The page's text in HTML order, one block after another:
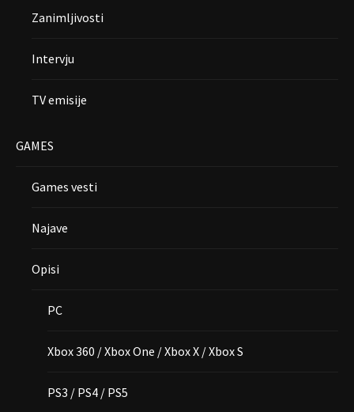
Zanimljivosti
Intervju
TV emisije
GAMES
Games vesti
Najave
Opisi
PC
Xbox 360 / Xbox One / Xbox X / Xbox S
PS3 / PS4 / PS5